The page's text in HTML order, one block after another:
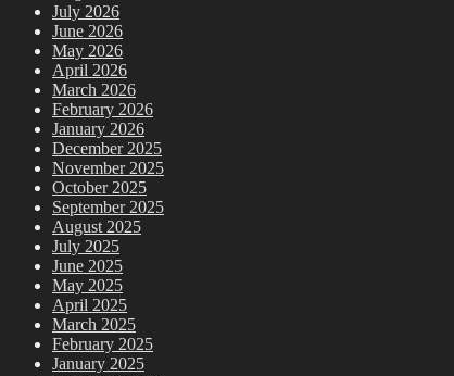
July 2026
June 2026
May 2026
April 2026
March 2026
February 2026
January 2026
December 2025
November 2025
October 2025
September 2025
August 2025
July 2025
June 2025
May 2025
April 2025
March 2025
February 2025
January 2025